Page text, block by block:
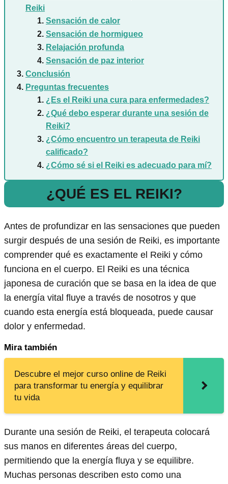
Reiki
Sensación de calor
Sensación de hormigueo
Relajación profunda
Sensación de paz interior
Conclusión
Preguntas frecuentes
¿Es el Reiki una cura para enfermedades?
¿Qué debo esperar durante una sesión de
Reiki?
¿Cómo encuentro un terapeuta de Reiki
calificado?
¿Cómo sé si el Reiki es adecuado para mí?
¿QUÉ ES EL REIKI?
Antes de profundizar en las sensaciones que pueden
surgir después de una sesión de Reiki, es importante
comprender qué es exactamente el Reiki y cómo
funciona en el cuerpo. El Reiki es una técnica
japonesa de curación que se basa en la idea de que
la energía vital fluye a través de nosotros y que
cuando esta energía está bloqueada, puede causar
dolor y enfermedad.
Mira también
Descubre el mejor curso online de Reiki
para transformar tu energía y equilibrar
tu vida
Durante una sesión de Reiki, el terapeuta colocará
sus manos en diferentes áreas del cuerpo,
permitiendo que la energía fluya y se equilibre.
Muchas personas describen esto como una